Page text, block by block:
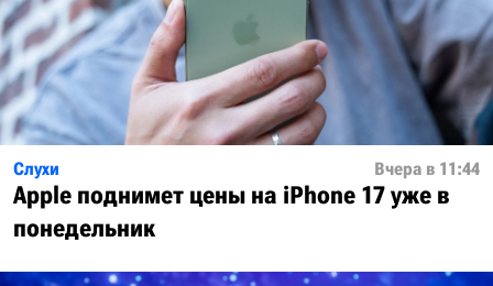
Слухи Вчера в 11:44
Apple поднимет цены на iPhone 17 уже в
понедельник